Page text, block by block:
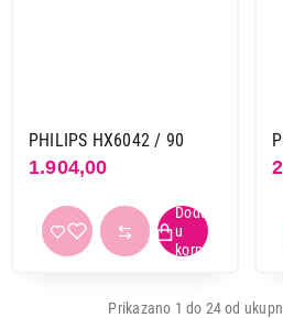
PHILIPS HX6042 / 90
1.904,00
Prikazano 1 do 24 od